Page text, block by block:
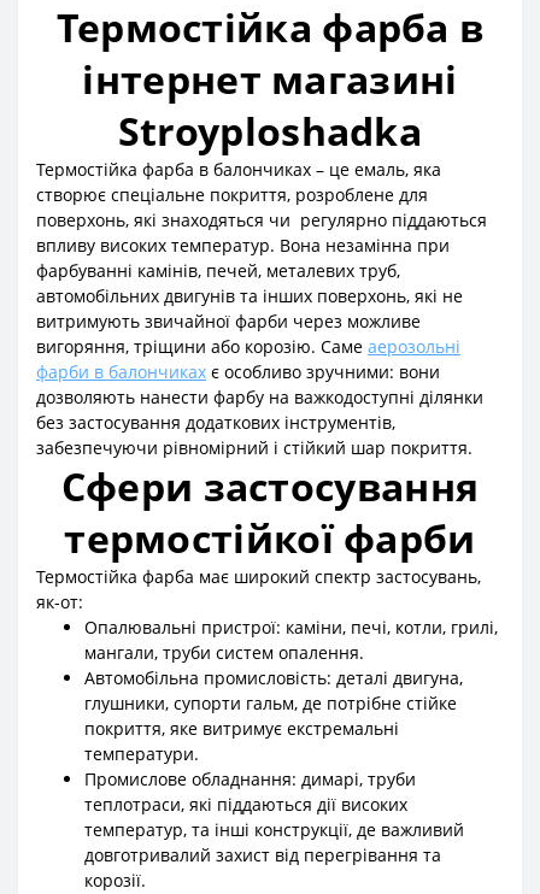
Термостійка фарба в
інтернет магазині
Stroyploshadka
Термостійка фарба в балончиках – це емаль, яка
створює спеціальне покриття, розроблене для
поверхонь, які знаходяться чи регулярно піддаються
впливу високих температур. Вона незамінна при
фарбуванні камінів, печей, металевих труб,
автомобільних двигунів та інших поверхонь, які не
витримують звичайної фарби через можливе
вигоряння, тріщини або корозію. Саме аерозольні
фарби в балончиках є особливо зручними: вони
дозволяють нанести фарбу на важкодоступні ділянки
без застосування додаткових інструментів,
забезпечуючи рівномірний і стійкий шар покриття.
Сфери застосування
термостійкої фарби
Термостійка фарба має широкий спектр застосувань,
як-от:
Опалювальні пристрої: каміни, печі, котли, грилі,
мангали, труби систем опалення.
Автомобільна промисловість: деталі двигуна,
глушники, супорти гальм, де потрібне стійке
покриття, яке витримує екстремальні
температури.
Промислове обладнання: димарі, труби
теплотраси, які піддаються дії високих
температур, та інші конструкції, де важливий
довготривалий захист від перегрівання та
корозії.